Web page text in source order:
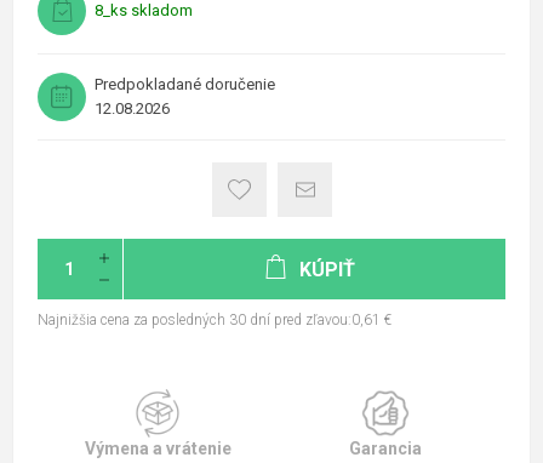
8_ks skladom
Predpokladané doručenie
12.08.2026
KÚPIŤ
Najnižšia cena za posledných 30 dní pred zľavou:0,61 €
Výmena a vrátenie
Garancia